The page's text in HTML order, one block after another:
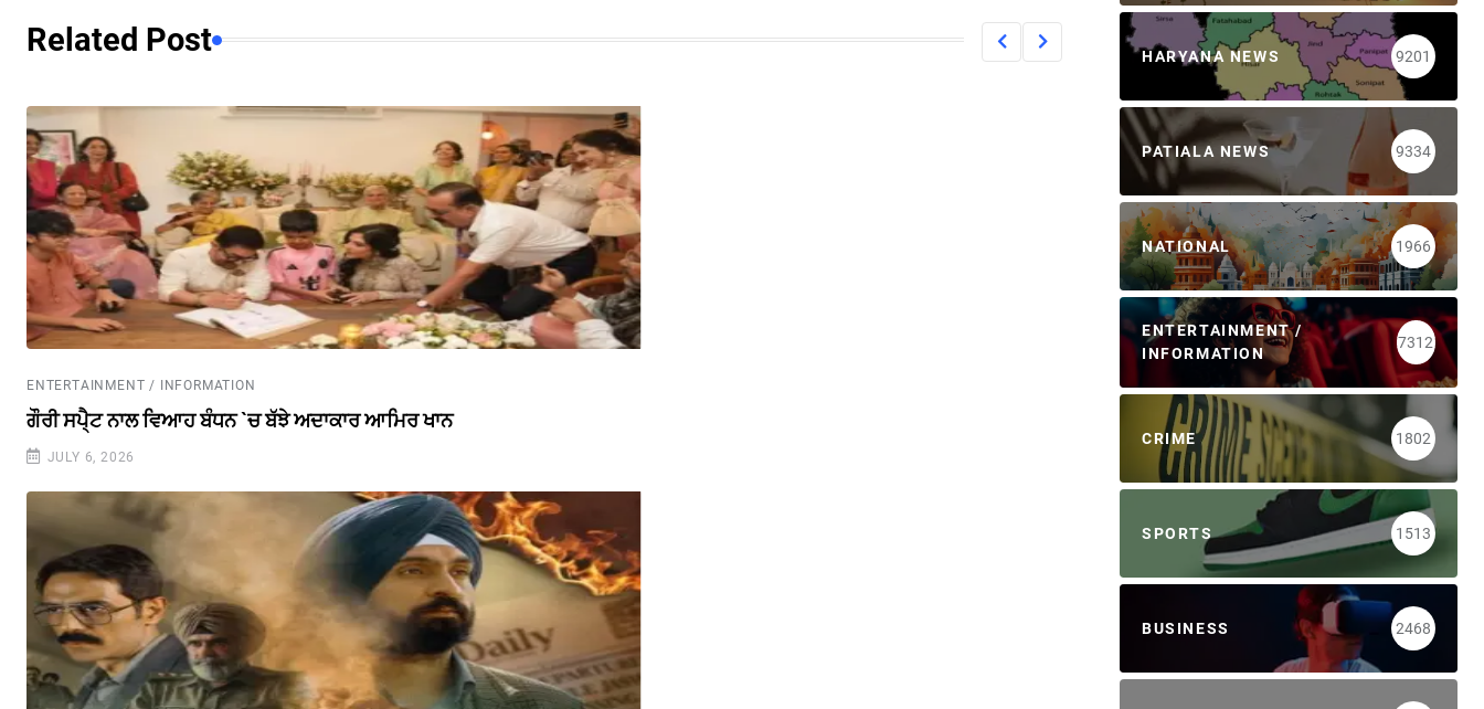
Related Post
ENTERTAINMENT / INFORMATION
ਗੌਰੀ ਸਪੈ੍ਟ ਨਾਲ ਵਿਆਹ ਬੰਧਨ `ਚ ਬੱਝੇ ਅਦਾਕਾਰ ਆਮਿਰ ਖਾਨ
JULY 6, 2026
HARYANA NEWS 9201
PATIALA NEWS 9334
NATIONAL 1966
ENTERTAINMENT /
INFORMATION
7312
CRIME 1802
SPORTS 1513
BUSINESS 2468